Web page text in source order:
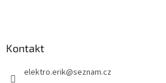
Kontakt
elektro.erik@seznam.cz